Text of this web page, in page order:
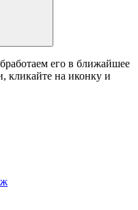
его в ближайшее
кликайте на иконку и